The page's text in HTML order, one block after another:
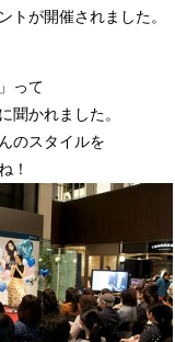
トが開催されました。
って
聞かれました。
のスタイルを
！